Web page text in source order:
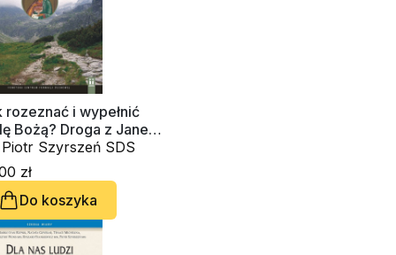
rozeznać i wypełnić
Bożą? Droga z Janem
(CD-
Szyrszeń SDS
zł
Do koszyka